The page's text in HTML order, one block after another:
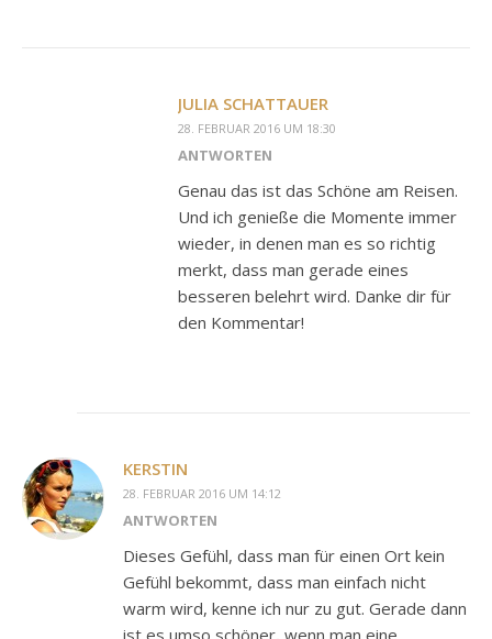
JULIA SCHATTAUER
28. FEBRUAR 2016 UM 18:30
ANTWORTEN
Genau das ist das Schöne am Reisen.
Und ich genieße die Momente immer
wieder, in denen man es so richtig
merkt, dass man gerade eines
besseren belehrt wird. Danke dir für
den Kommentar!
KERSTIN
28. FEBRUAR 2016 UM 14:12
ANTWORTEN
Dieses Gefühl, dass man für einen Ort kein
Gefühl bekommt, dass man einfach nicht
warm wird, kenne ich nur zu gut. Gerade dann
ist es umso schöner, wenn man eine